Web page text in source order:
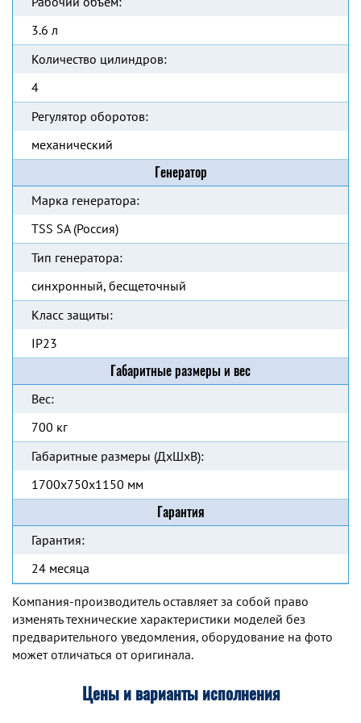
3.6 л
Количество цилиндров:
4
Регулятор оборотов:
механический
Генератор
Марка генератора:
TSS SA (Россия)
Тип генератора:
синхронный, бесщеточный
Класс защиты:
IP23
Габаритные размеры и вес
Вес:
700 кг
Габаритные размеры (ДхШхВ):
1700x750x1150 мм
Гарантия
Гарантия:
24 месяца
Компания-производитель оставляет за собой право
изменять технические характеристики моделей без
предварительного уведомления, оборудование на фото
может отличаться от оригинала.
Цены и варианты исполнения